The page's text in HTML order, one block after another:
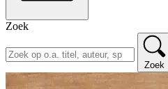
Zoek
Zoek